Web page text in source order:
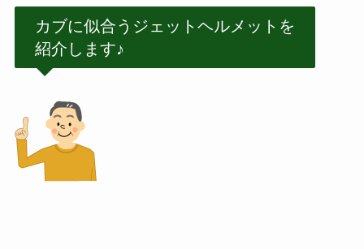
カブに似合うジェットヘルメットを
紹介します♪